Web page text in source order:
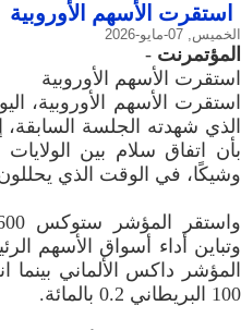
استقرت الأسهم الأوروبية
الخميس, 07-مايو-2026
المؤتمرنت -
استقرت الأسهم الأوروبية
استقرت الأسهم الأوروبية،
الذي شهدته الجلسة
بأن اتفاق سلام بين الولايات
وشيكًا، في الوقت الذي
وتباين أداء أسواق الأسهم
المؤشر داكس الألماني بينما
100 البريطاني 0.2 بالمائة.